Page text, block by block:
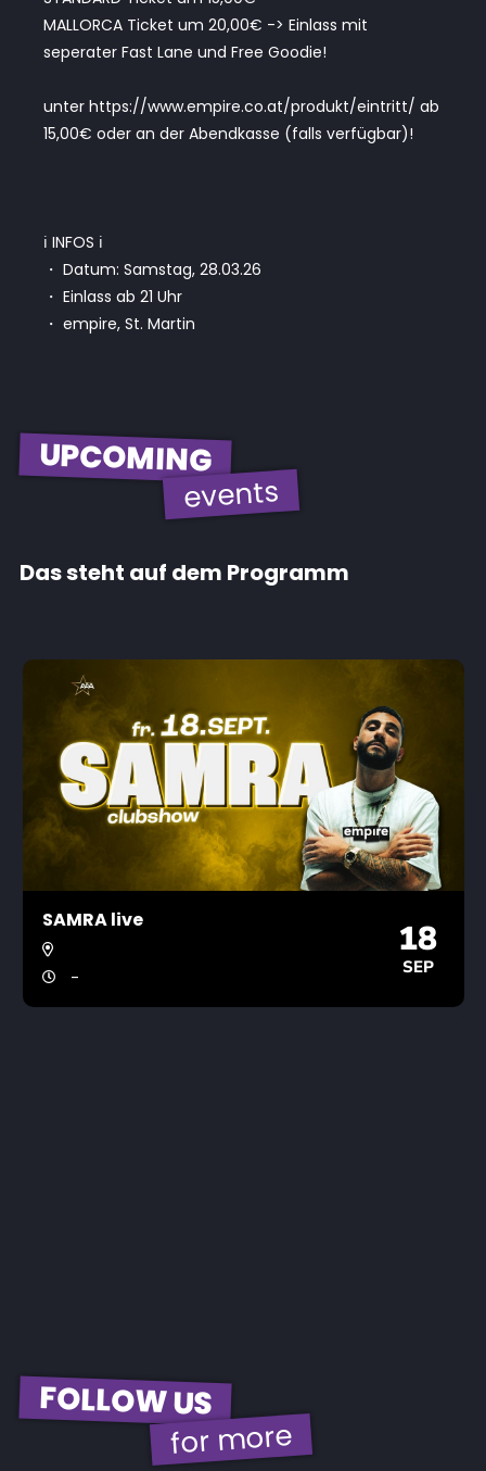
MALLORCA Ticket um 20,00€ -> Einlass mit
seperater Fast Lane und Free Goodie!
unter https://www.empire.co.at/produkt/eintritt/ ab
15,00€ oder an der Abendkasse (falls verfügbar)!
ℹ️ INFOS ℹ️
・ Datum: Samstag, 28.03.26
・ Einlass ab 21 Uhr
・ empire, St. Martin
UPCOMING
events
Das steht auf dem Programm
SAMRA live
-
18
SEP
FOLLOW US
for more